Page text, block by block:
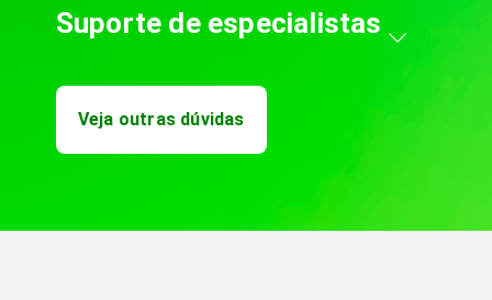
Suporte de especialistas
Veja outras dúvidas